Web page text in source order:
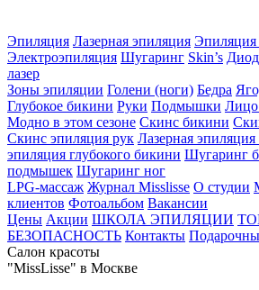
Эпиляция Лазерная эпиляция Эпиляция
Электроэпиляция Шугаринг Skin’s
лазер
Зоны эпиляции Голени (ноги) Бедра
Глубокое бикини Руки Подмышки
Модно в этом сезоне Скинс бикини
Скинс эпиляция рук Лазерная
эпиляция глубокого бикини Шугаринг
подмышек Шугаринг ног
LPG-массаж Журнал Misslisse О студии
клиентов Фотоальбом Вакансии
Цены Акции ШКОЛА ЭПИЛЯЦИИ
БЕЗОПАСНОСТЬ Контакты
Салон красоты
"MissLisse" в Москве